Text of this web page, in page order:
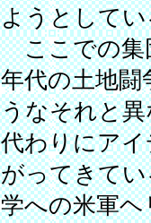
ようとして
ここでの集
年代の土地闘
うなそれと
代わりにア
がってきて
学への米軍ヘ